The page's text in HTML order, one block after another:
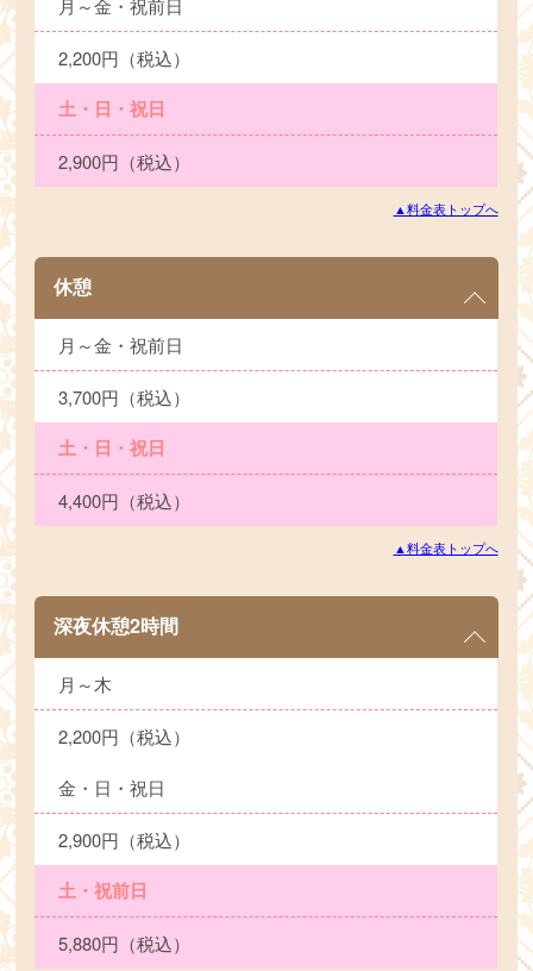
月～金・祝前日
2,200円（税込）
土・日・祝日
2,900円（税込）
▲料金表トップへ
休憩
月～金・祝前日
3,700円（税込）
土・日・祝日
4,400円（税込）
▲料金表トップへ
深夜休憩2時間
月～木
2,200円（税込）
金・日・祝日
2,900円（税込）
土・祝前日
5,880円（税込）